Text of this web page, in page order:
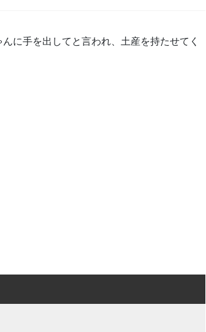
に手を出してと言われ、土産を持たせてく